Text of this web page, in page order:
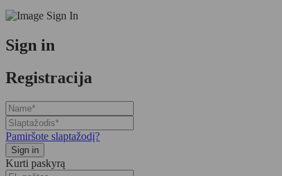
Sign in
Registracija
Pamiršote slaptažodį?
Kurti paskyrą